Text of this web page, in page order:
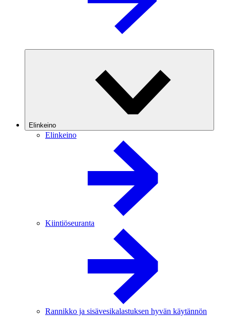
Elinkeino
Elinkeino
Kiintiöseuranta
Rannikko ja sisävesikalastuksen hyvän käytännön